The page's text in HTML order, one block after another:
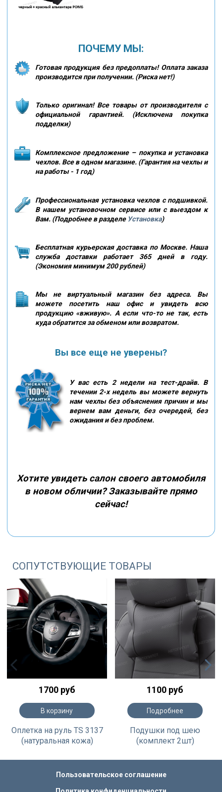
ПОЧЕМУ МЫ:
Готовая продукция без предоплаты! Оплата заказа
производится при получении. (Риска нет!)
Только оригинал! Все товары от производителя с
официальной гарантией. (Исключена покупка
подделки)
Комплексное предложение – покупка и установка
чехлов. Все в одном магазине. (Гарантия на чехлы и
на работы - 1 год)
Профессиональная установка чехлов с подшивкой.
В нашем установочном сервисе или с выездом к
Вам. (Подробнее в разделе Установка)
Бесплатная курьерская доставка по Москве. Наша
служба доставки работает 365 дней в году.
(Экономия минимум 200 рублей)
Мы не виртуальный магазин без адреса. Вы
можете посетить наш офис и увидеть всю
продукцию «вживую». А если что-то не так, есть
куда обратится за обменом или возвратом.
Вы все еще не уверены?
У вас есть 2 недели на тест-драйв. В
течении 2-х недель вы можете вернуть
нам чехлы без объяснения причин и мы
вернем вам деньги, без очередей, без
ожидания и без проблем.
Хотите увидеть салон своего автомобиля
в новом обличии? Заказывайте прямо
сейчас!
СОПУТСТВУЮЩИЕ ТОВАРЫ
1700 руб
В корзину
Оплетка на руль TS 3137
(натуральная кожа)
1100 руб
Подробнее
Подушки под шею
(комплект 2шт)
Пользовательское соглашение